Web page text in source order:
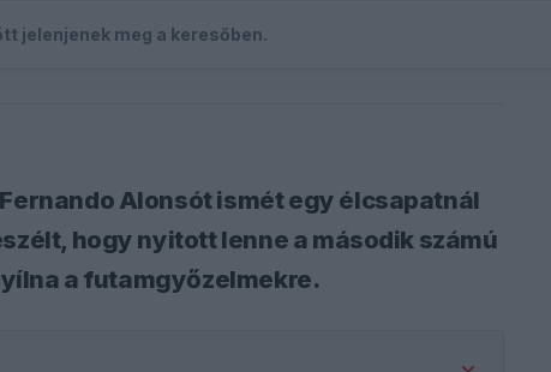
jelenjenek meg a keresőben.
Alonsót ismét egy élcsapatnál
hogy nyitott lenne a második számú
a futamgyőzelmekre.